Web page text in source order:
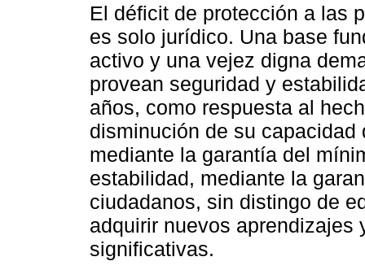
El déficit de protección a las
es solo jurídico. Una base
activo y una vejez digna
provean seguridad y
años, como respuesta al
disminución de su
mediante la garantía del
estabilidad, mediante la
ciudadanos, sin distingo de
adquirir nuevos
significativas.